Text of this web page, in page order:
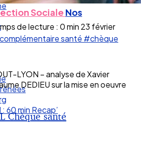
60 min Recap’
Sociale Nos
de lecture : 0 min 23 février
santé #chèque
LYON – analyse de Xavier
DEDIEU sur la mise en oeuvre